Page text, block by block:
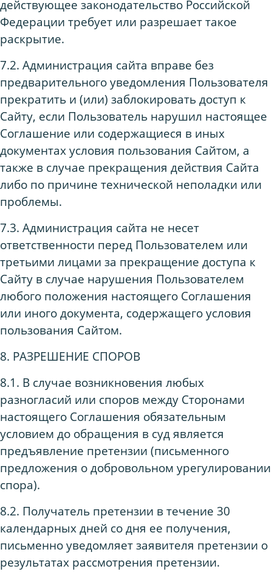
действующее законодательство Российской
Федерации требует или разрешает такое
раскрытие.
7.2. Администрация сайта вправе без
предварительного уведомления Пользователя
прекратить и (или) заблокировать доступ к
Сайту, если Пользователь нарушил настоящее
Соглашение или содержащиеся в иных
документах условия пользования Сайтом, а
также в случае прекращения действия Сайта
либо по причине технической неполадки или
проблемы.
7.3. Администрация сайта не несет
ответственности перед Пользователем или
третьими лицами за прекращение доступа к
Сайту в случае нарушения Пользователем
любого положения настоящего Соглашения
или иного документа, содержащего условия
пользования Сайтом.
8. РАЗРЕШЕНИЕ СПОРОВ
8.1. В случае возникновения любых
разногласий или споров между Сторонами
настоящего Соглашения обязательным
условием до обращения в суд является
предъявление претензии (письменного
предложения о добровольном урегулировании
спора).
8.2. Получатель претензии в течение 30
календарных дней со дня ее получения,
письменно уведомляет заявителя претензии о
результатах рассмотрения претензии.